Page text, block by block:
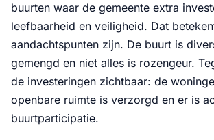
buurten waar de gemeente extra
leefbaarheid en veiligheid. Dat
aandachtspunten zijn. De buurt is
gemengd en niet alles is rozengeur.
de investeringen zichtbaar: de
openbare ruimte is verzorgd en er is
buurtparticipatie.